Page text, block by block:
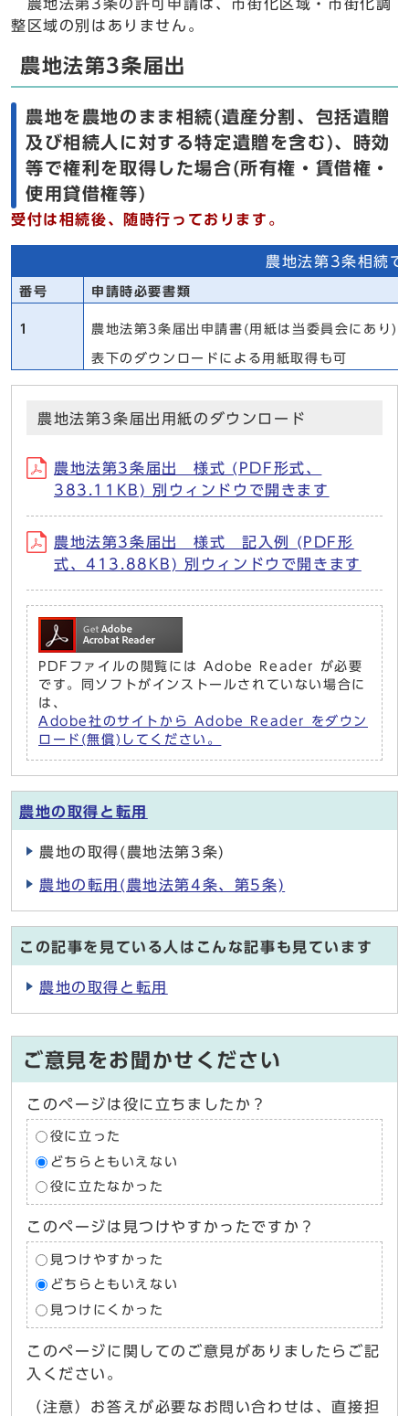
農地法第3条の許可申請は、市街化区域・市街化調
整区域の別はありません。
農地法第3条届出
農地を農地のまま相続(遺産分割、包括遺贈
及び相続人に対する特定遺贈を含む)、時効
等で権利を取得した場合(所有権・賃借権・
使用貸借権等)
受付は相続後、随時行っております。
農地法第3条相続
番号 申請時必要書類
1 農地法第3条届出申請書(用紙は当委員会にあり)
表下のダウンロードによる用紙取得も可
農地法第3条届出用紙のダウンロード
農地法第3条届出 様式 (PDF形式、
383.11KB) 別ウィンドウで開きます
農地法第3条届出 様式 記入例 (PDF形
式、413.88KB) 別ウィンドウで開きます
PDFファイルの閲覧には Adobe Reader が必要
です。同ソフトがインストールされていない場合に
は、
Adobe社のサイトから Adobe Reader をダウン
ロード(無償)してください。
農地の取得と転用
農地の取得(農地法第3条)
農地の転用(農地法第4条、第5条)
この記事を見ている人はこんな記事も見ています
農地の取得と転用
ご意見をお聞かせください
このページは役に立ちましたか？
役に立った
どちらともいえない
役に立たなかった
このページは見つけやすかったですか？
見つけやすかった
どちらともいえない
見つけにくかった
このページに関してのご意見がありましたらご記
入ください。
（注意）お答えが必要なお問い合わせは、直接担